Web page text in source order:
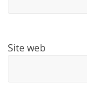
Site web